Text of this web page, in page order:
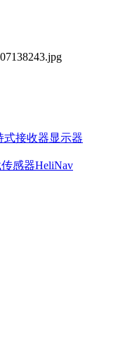
式接收器显示器
传感器HeliNav